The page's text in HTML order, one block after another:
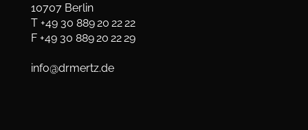
10707 Berlin
T +49 30 889 20 22 22
F +49 30 889 20 22 29
info@drmertz.de